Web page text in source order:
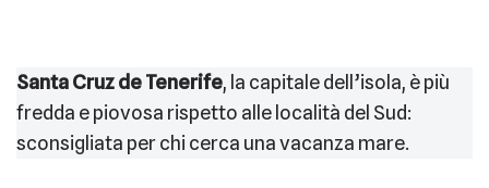
Santa Cruz de Tenerife, la capitale dell’isola, è più
fredda e piovosa rispetto alle località del Sud:
sconsigliata per chi cerca una vacanza mare.